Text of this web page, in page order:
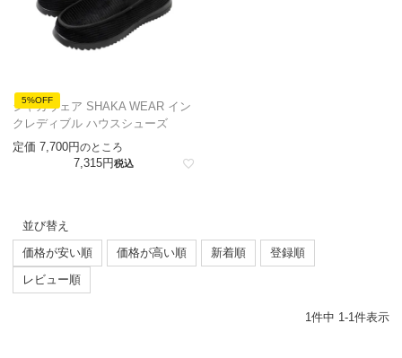
5%OFF
シャカウェア SHAKA WEAR イン
クレディブル ハウスシューズ
定価 7,700 のところ
7,315 税込
並び替え
価格が安い順
価格が高い順 新着順
登録順
レビュー順
1件中 1-1件表示